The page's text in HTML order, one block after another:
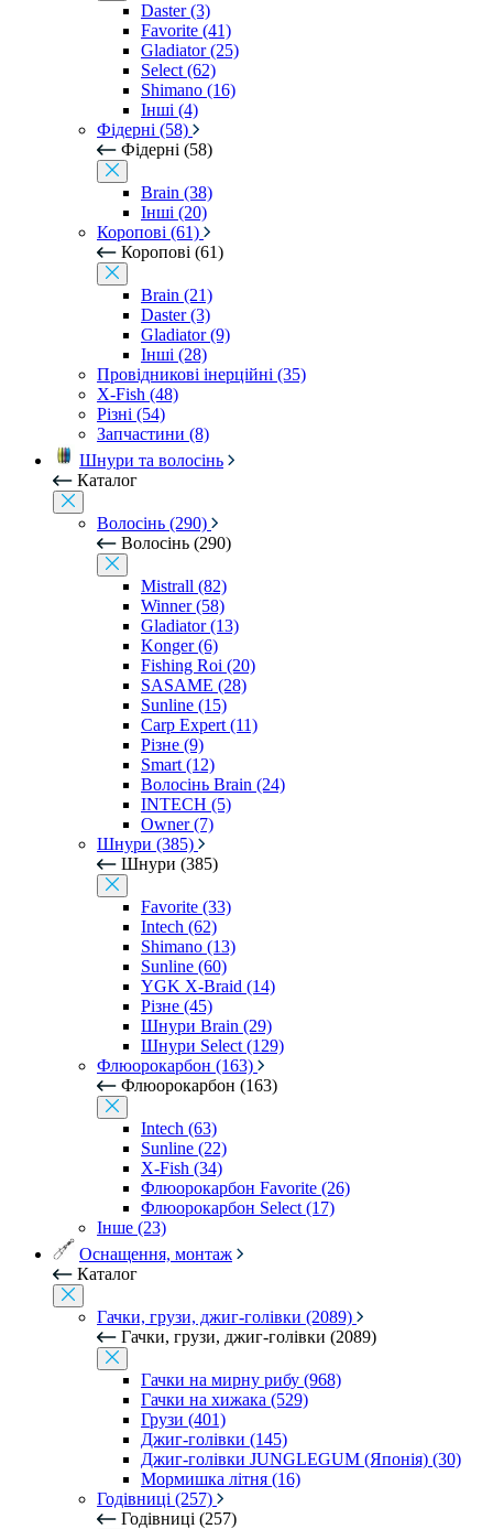
Daster (3)
Favorite (41)
Gladiator (25)
Select (62)
Shimano (16)
Інші (4)
Фідерні (58)
Фідерні (58)
Brain (38)
Інші (20)
Коропові (61)
Коропові (61)
Brain (21)
Daster (3)
Gladiator (9)
Інші (28)
Провідникові інерційні (35)
X-Fish (48)
Різні (54)
Запчастини (8)
Шнури та волосінь
Каталог
Волосінь (290)
Волосінь (290)
Mistrall (82)
Winner (58)
Gladiator (13)
Konger (6)
Fishing Roi (20)
SASAME (28)
Sunline (15)
Carp Expert (11)
Різне (9)
Smart (12)
Волосінь Brain (24)
INTECH (5)
Owner (7)
Шнури (385)
Шнури (385)
Favorite (33)
Intech (62)
Shimano (13)
Sunline (60)
YGK X-Braid (14)
Різне (45)
Шнури Brain (29)
Шнури Select (129)
Флюорокарбон (163)
Флюорокарбон (163)
Intech (63)
Sunline (22)
X-Fish (34)
Флюорокарбон Favorite (26)
Флюорокарбон Select (17)
Інше (23)
Оснащення, монтаж
Каталог
Гачки, грузи, джиг-голівки (2089)
Гачки, грузи, джиг-голівки (2089)
Гачки на мирну рибу (968)
Гачки на хижака (529)
Грузи (401)
Джиг-голівки (145)
Джиг-голівки JUNGLEGUM (Японія) (30)
Мормишка літня (16)
Годівниці (257)
Годівниці (257)